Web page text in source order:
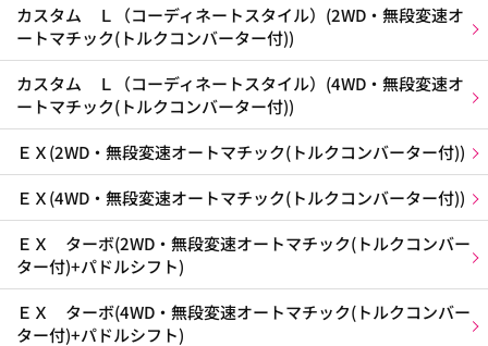
カスタム Ｌ（コーディネートスタイル）(2WD・無段変速オ
ートマチック(トルクコンバーター付))
カスタム Ｌ（コーディネートスタイル）(4WD・無段変速オ
ートマチック(トルクコンバーター付))
ＥＸ(2WD・無段変速オートマチック(トルクコンバーター付))
ＥＸ(4WD・無段変速オートマチック(トルクコンバーター付))
ＥＸ ターボ(2WD・無段変速オートマチック(トルクコンバー
ター付)+パドルシフト)
ＥＸ ターボ(4WD・無段変速オートマチック(トルクコンバー
ター付)+パドルシフト)